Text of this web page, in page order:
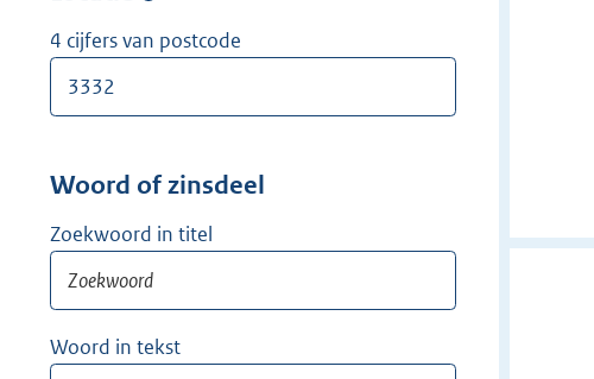
i
4 cijfers van postcode
Woord of zinsdeel
Zoekwoord in titel
Woord in tekst